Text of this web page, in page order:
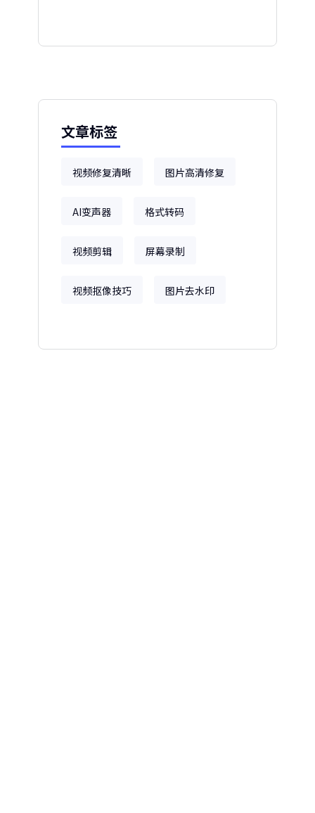
文章标签
视频修复清晰 图片高清修复
AI变声器 格式转码
视频剪辑 屏幕录制
视频抠像技巧 图片去水印